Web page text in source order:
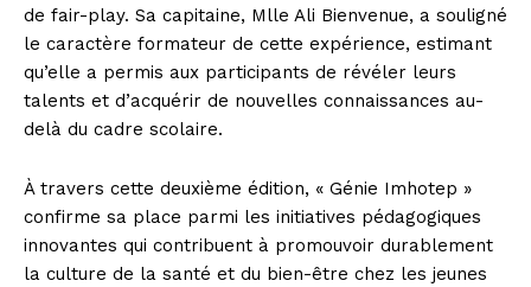
de fair-play. Sa capitaine, Mlle Ali Bienvenue, a souligné
le caractère formateur de cette expérience, estimant
qu’elle a permis aux participants de révéler leurs
talents et d’acquérir de nouvelles connaissances au-
delà du cadre scolaire.
À travers cette deuxième édition, « Génie Imhotep »
confirme sa place parmi les initiatives pédagogiques
innovantes qui contribuent à promouvoir durablement
la culture de la santé et du bien-être chez les jeunes